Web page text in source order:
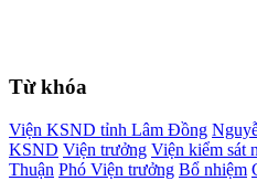
Từ khóa
Viện KSND tỉnh Lâm Đồng
KSND Viện trưởng Viện kiểm sát
Thuận Phó Viện trưởng Bổ nhiệm